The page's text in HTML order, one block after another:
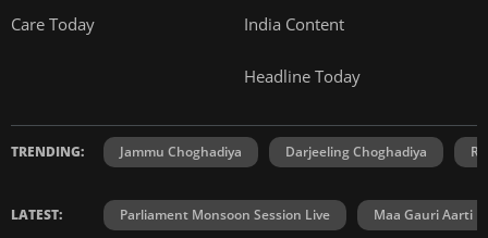
Care Today India Content
Headline Today
TRENDING: Jammu Choghadiya Darjeeling Choghadiya
LATEST: Parliament Monsoon Session Live Maa Gauri Aarti